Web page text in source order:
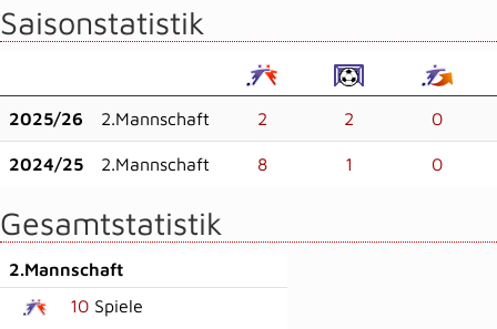
Saisonstatistik
2025/26 2.Mannschaft 2 2 0
2024/25 2.Mannschaft 8 1 0
Gesamtstatistik
2.Mannschaft
10 Spiele